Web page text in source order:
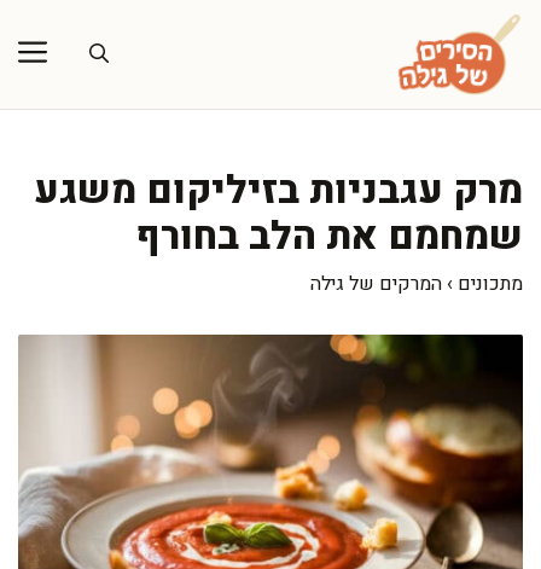
לדלג
לתוכן
מרק עגבניות בזיליקום משגע
שמחמם את הלב בחורף
מתכונים › המרקים של גילה